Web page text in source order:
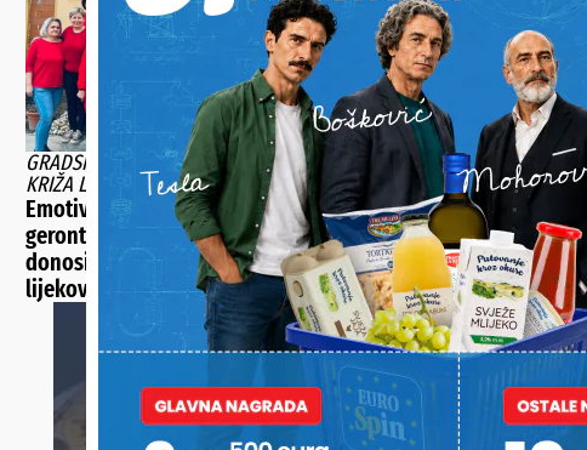
GRADSKO DRUŠTVO CRVENOG
KRIŽA LUDBREG
Emotivan oproštaj od
gerontodomaćica: “Nisu
donosile samo kruh i
lijekove, donosile su sebe”
U TIJEKU JE POLICIJSKI OČEVID
UPRAVO Sudar dva auta na
Podravskoj magistrali, tri
osobe ozlijeđene